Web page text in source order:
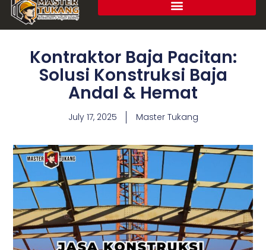
Kontraktor Baja Pacitan:
Solusi Konstruksi Baja
Andal & Hemat
July 17, 2025 Master Tukang